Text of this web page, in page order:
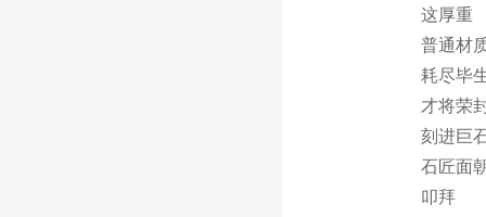
这厚重
普通材
耗尽毕
才将荣
刻进巨
石匠面
叩拜